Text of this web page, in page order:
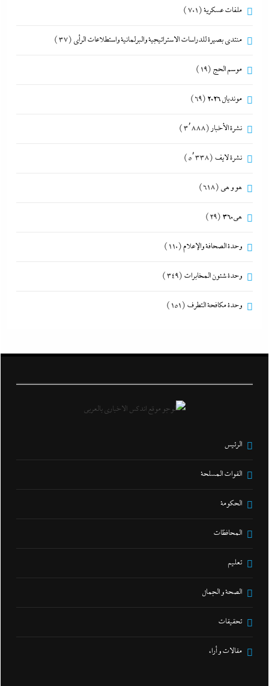
ملفات عسكرية(701)
منتدى بصيرة للدراسات الاستراتيجية والبرلمانية واستطلاعات الرأى (37)
موسم الحج (19)
مونديال 2026 (69)
نشرة الأخبار (3٬888)
نشرة لايف (5٬338)
هو و هي (618)
هى360 (29)
وحدة الصحافة والإعلام(110)
وحدة شئون المخابرات (349)
وحدة مكافحة التطرف (151)
الرئيس
القوات المسلحة
الحكومة
المحافظات
تعليم
الصحة و الجمال
تحقيقات
مقالات و أراء